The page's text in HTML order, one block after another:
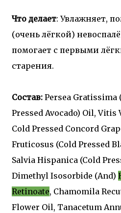
Что делает: Увлажняет,
(очень лёгкой)
помогает с первыми
старения.
Состав: Persea
Pressed Avocado) Oil,
Cold Pressed Concord
Fruticosus (Cold Pressed
Salvia Hispanica (Cold
Dimethyl Isosorbide (And)
Retinoate, Chamomila
Flower Oil, Tanacetum